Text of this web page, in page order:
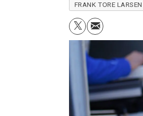
FRANK TORE LARSEN